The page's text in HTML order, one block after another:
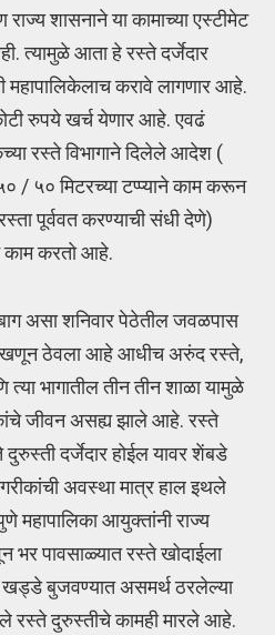
शासनाने या कामाच्या एस्टीमेट
त्यामुळे आता हे रस्ते दर्जेदार
महापालिकेलाच करावे लागणार आहे.
रुपये खर्च येणार आहे. एवढं
रस्ते विभागाने दिलेले आदेश (
/ ५० मिटरच्या टप्प्याने काम करून
पूर्ववत करण्याची संधी देणे)
काम करतो आहे.
असा शनिवार पेठेतील जवळपास
खणून ठेवला आहे आधीच अरुंद रस्ते,
भागातील तीन तीन शाळा यामुळे
जीवन असह्य झाले आहे. रस्ते
दुरुस्ती दर्जेदार होईल यावर शेंबडे
अवस्था मात्र हाल इथले
महापालिका आयुक्तांनी राज्य
भर पावसाळ्यात रस्ते खोदाईला
बुजवण्यात असमर्थ ठरलेल्या
रस्ते दुरुस्तीचे कामही मारले आहे.